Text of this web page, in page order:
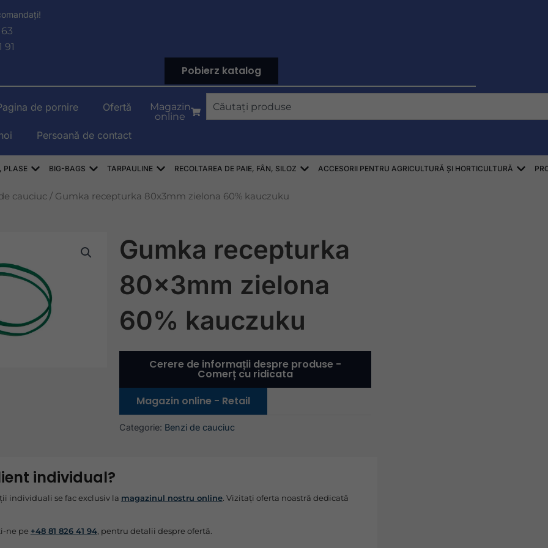
91
Pobierz katalog
de pornire Ofertă
Persoană de contact
Magazin
online
Căutare
PLASE Deschis WORKI RASZLOWE, AŻUROWE, SIATKI
BIG-BAGS Deschis WORKI BIG-BAG
TARPAULINE Deschis PLANDEKI
RECOLTAREA DE PAIE, FÂN, SILOZ Deschis ZBIÓR SŁOMY, SIANA, KISZONEK
ACCESORII PENTRU AGRICULTURĂ ȘI HORTICULTURĂ
cauciuc / Gumka recepturka 80x3mm zielona 60% kauczuku
Gumka recepturka
80x3mm zielona
60% kauczuku
Cerere de informații despre produse -
Comerț cu ridicata
Magazin online - Retail
Categorie: Benzi de cauciuc
individual?
individuali se fac exclusiv la magazinul nostru online. Vizitați oferta noastră dedicată
ne pe +48 81 826 41 94, pentru detalii despre ofertă.